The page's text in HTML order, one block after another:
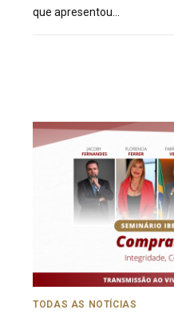
que apresentou…
TODAS AS NOTÍCIAS